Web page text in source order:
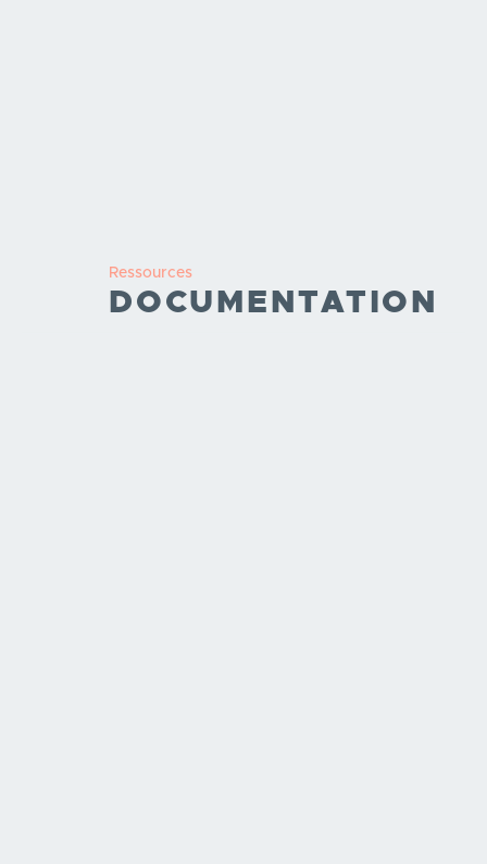
Ressources
DOCUMENTATION